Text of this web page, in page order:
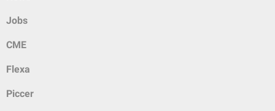
Jobs
CME
Flexa
Piccer